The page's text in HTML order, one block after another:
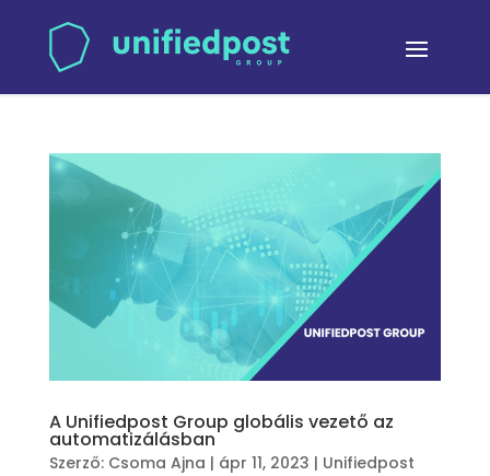
A Unifiedpost Group globális vezető az
automatizálásban
Szerző: Csoma Ajna | ápr 11, 2023 | Unifiedpost